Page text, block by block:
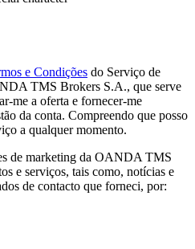
e Condições do Serviço de
TMS Brokers S.A., que serve
me a oferta e fornecer-me
da conta. Compreendo que posso
a qualquer momento.
de marketing da OANDA TMS
e serviços, tais como, notícias e
de contacto que forneci, por: